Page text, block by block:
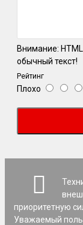
Внимание:
обычный текст!
Рейтинг
Плохо
приоритетную
Уважаемый